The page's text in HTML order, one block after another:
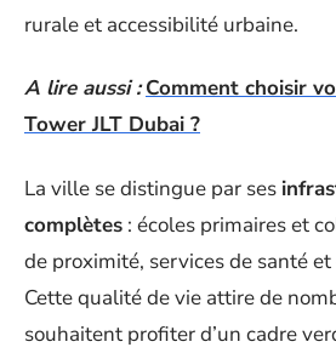
rurale et accessibilité urbaine.
A lire aussi : Comment choisir
Tower JLT Dubai ?
La ville se distingue par ses
complètes : écoles primaires et
de proximité, services de santé
Cette qualité de vie attire de
souhaitent profiter d’un cadre